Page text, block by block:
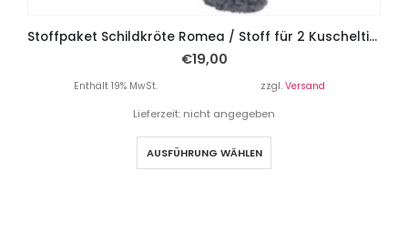
Stoffpaket Schildkröte Romea / Stoff für 2 Kuscheltiere – Leo Braun Grau
€19,00
Enthält 19% MwSt. zzgl. Versand
Lieferzeit: nicht angegeben
AUSFÜHRUNG WÄHLEN